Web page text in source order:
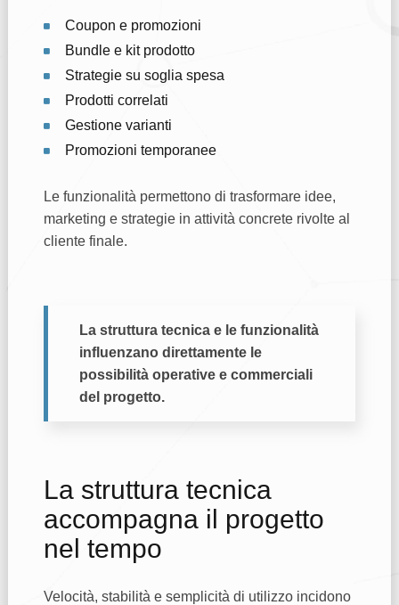
Coupon e promozioni
Bundle e kit prodotto
Strategie su soglia spesa
Prodotti correlati
Gestione varianti
Promozioni temporanee
Le funzionalità permettono di trasformare idee,
marketing e strategie in attività concrete rivolte al
cliente finale.
La struttura tecnica e le funzionalità
influenzano direttamente le
possibilità operative e commerciali
del progetto.
La struttura tecnica
accompagna il progetto
nel tempo
Velocità, stabilità e semplicità di utilizzo incidono